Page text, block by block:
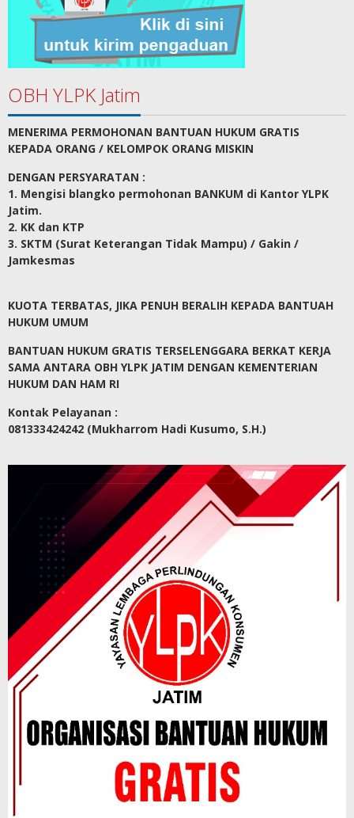
OBH YLPK Jatim
MENERIMA PERMOHONAN BANTUAN HUKUM GRATIS
KEPADA ORANG / KELOMPOK ORANG MISKIN
DENGAN PERSYARATAN :
1. Mengisi blangko permohonan BANKUM di Kantor YLPK
Jatim.
2. KK dan KTP
3. SKTM (Surat Keterangan Tidak Mampu) / Gakin /
Jamkesmas
KUOTA TERBATAS, JIKA PENUH BERALIH KEPADA BANTUAH
HUKUM UMUM
BANTUAN HUKUM GRATIS TERSELENGGARA BERKAT KERJA
SAMA ANTARA OBH YLPK JATIM DENGAN KEMENTERIAN
HUKUM DAN HAM RI
Kontak Pelayanan :
081333424242 (Mukharrom Hadi Kusumo, S.H.)